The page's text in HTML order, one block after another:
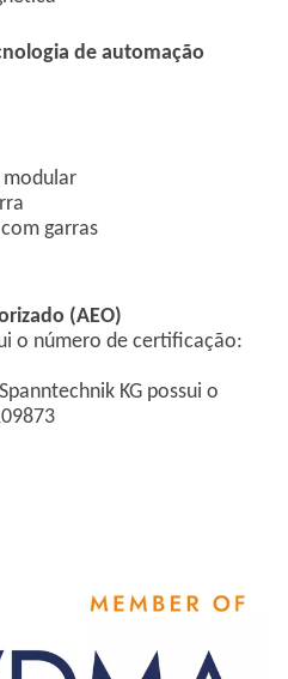
de automação
garras
(AEO)
o número de certificação:
KG possui o